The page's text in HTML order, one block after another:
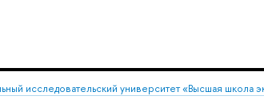
исследовательский университет «Высшая школа